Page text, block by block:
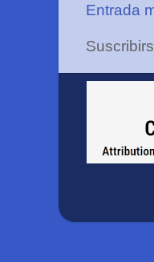
Entrada